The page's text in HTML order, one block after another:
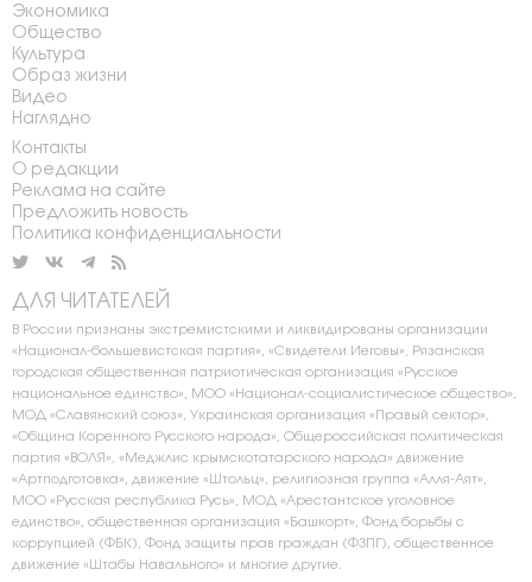
Экономика
Общество
Культура
Образ жизни
Видео
Наглядно
Контакты
О редакции
Реклама на сайте
Предложить новость
Политика конфиденциальности
ДЛЯ ЧИТАТЕЛЕЙ
В России признаны экстремистскими и ликвидированы организации
«Национал-большевистская партия», «Свидетели Иеговы», Рязанская
городская общественная патриотическая организация «Русское
национальное единство», МОО «Национал-социалистическое общество»,
МОД «Славянский союз», Украинская организация «Правый сектор»,
«Община Коренного Русского народа», Общероссийская политическая
партия «ВОЛЯ», «Меджлис крымскотатарского народа» движение
«Артподготовка», движение «Штольц», религиозная группа «Алля-Аят»,
МОО «Русская республика Русь», МОД «Арестантское уголовное
единство», общественная организация «Башкорт», Фонд борьбы с
коррупцией (ФБК), Фонд защиты прав граждан (ФЗПГ), общественное
движение «Штабы Навального» и многие другие.